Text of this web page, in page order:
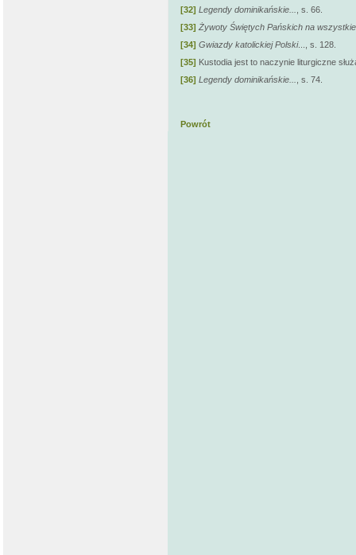
[32] Legendy dominikańskie...
, s. 66.
[33] Żywoty Świętych Pańskich na
[34] Gwiazdy katolickiej Polski..., s. 128.
[35] Kustodia jest to naczynie liturgiczne
[36] Legendy dominikańskie... , s. 74.
Powrót